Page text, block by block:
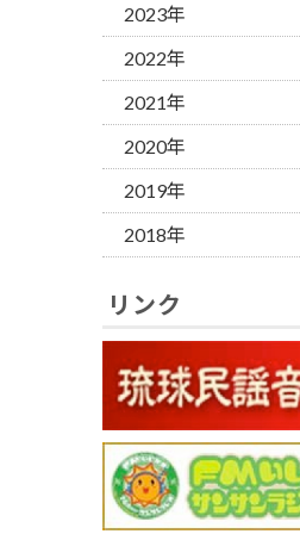
2023年
2022年
2021年
2020年
2019年
2018年
リンク